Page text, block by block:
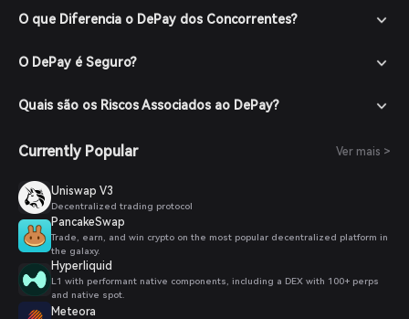
O que Diferencia o DePay dos Concorrentes?
O DePay é Seguro?
Quais são os Riscos Associados ao DePay?
Currently Popular Ver mais >
Uniswap V3
Decentralized trading protocol
PancakeSwap
Trade, earn, and win crypto on the most popular decentralized platform in
the galaxy.
Hyperliquid
L1 with performant native components, including a DEX with 100+ perps
and native spot.
Meteora